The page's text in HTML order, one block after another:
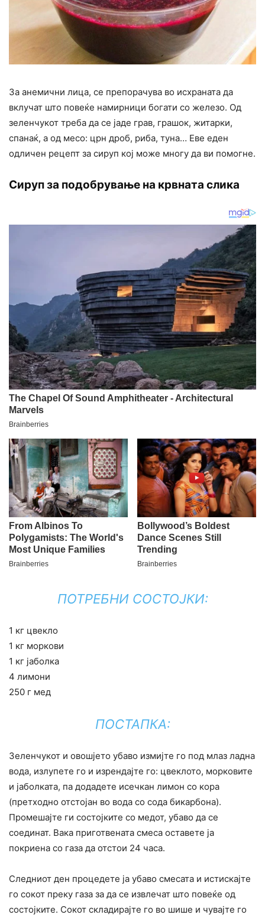
За анемични лица, се препорачува во исхраната да
вклучат што повеќе намирници богати со железо. Од
зеленчукот треба да се јаде грав, грашок, житарки,
спанаќ, а од месо: црн дроб, риба, туна… Еве еден
одличен рецепт за сируп кој може многу да ви помогне.
Сируп за подобрување на крвната слика
ПОТРЕБНИ СОСТОЈКИ:
1 кг цвекло
1 кг моркови
1 кг јаболка
4 лимони
250 г мед
ПОСТАПКА:
Зеленчукот и овошјето убаво измијте го под млаз ладна
вода, излупете го и изрендајте го: цвеклото, морковите
и јаболката, па додадете исечкан лимон со кора
(претходно отстојан во вода со сода бикарбона).
Промешајте ги состојките со медот, убаво да се
соединат. Вака приготвената смеса оставете ја
покриена со газа да отстои 24 часа.
Следниот ден процедете ја убаво смесата и истискајте
го сокот преку газа за да се извлечат што повеќе од
состојките. Сокот складирајте го во шише и чувајте го